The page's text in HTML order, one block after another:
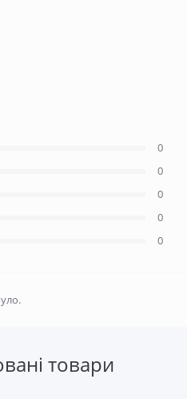
0
0
0
0
0
товари